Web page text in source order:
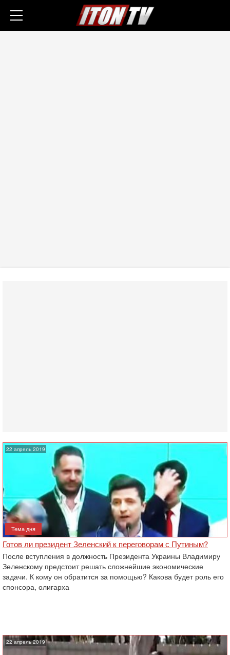
22 апрель 2019
Тема дня
Готов ли президент Зеленский к переговорам с Путиным?
После вступления в должность Президента Украины Владимиру
Зеленскому предстоит решать сложнейшие экономические
задачи. К кому он обратится за помощью? Какова будет роль его
спонсора, олигарха
22 апрель 2019